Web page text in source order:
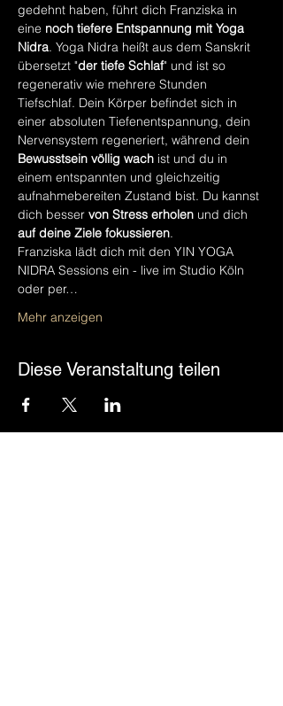
gedehnt haben, führt dich Franziska in
eine noch tiefere Entspannung mit Yoga
Nidra. Yoga Nidra heißt aus dem Sanskrit
übersetzt "der tiefe Schlaf" und ist so
regenerativ wie mehrere Stunden
Tiefschlaf. Dein Körper befindet sich in
einer absoluten Tiefenentspannung, dein
Nervensystem regeneriert, während dein
Bewusstsein völlig wach ist und du in
einem entspannten und gleichzeitig
aufnahmebereiten Zustand bist. Du kannst
dich besser von Stress erholen und dich
auf deine Ziele fokussieren.
Franziska lädt dich mit den YIN YOGA
NIDRA Sessions ein - live im Studio Köln
oder per…
Mehr anzeigen
Diese Veranstaltung teilen